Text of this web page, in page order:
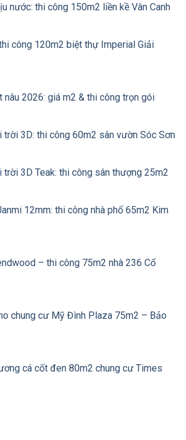
nước: thi công 150m2 liền kề Vân Canh
công 120m2 biệt thự Imperial Giải
nâu 2026: giá m2 & thi công trọn gói
trời 3D: thi công 60m2 sân vườn Sóc Sơn
trời 3D Teak: thi công sân thượng 25m2
12mm: thi công nhà phố 65m2 Kim
– thi công 75m2 nhà 236 Cổ
chung cư Mỹ Đình Plaza 75m2 – Bảo
cá cốt đen 80m2 chung cư Times